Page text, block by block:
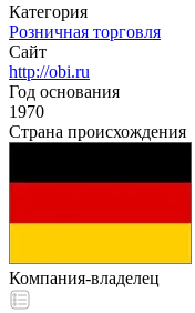
Категория
Розничная торговля
Сайт
http://obi.ru
Год основания
1970
Страна происхождения
Компания-владелец